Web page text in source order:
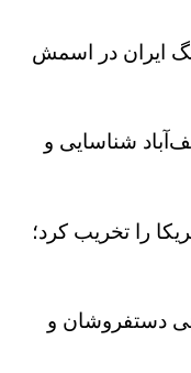
ایران در اسمش
شناسایی و
را تخریب کرد؛
دستفروشان و